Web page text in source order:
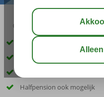
04:00
Inclusief huurauto
Prachtig panoramisch uitzicht
Halfpension ook mogelijk